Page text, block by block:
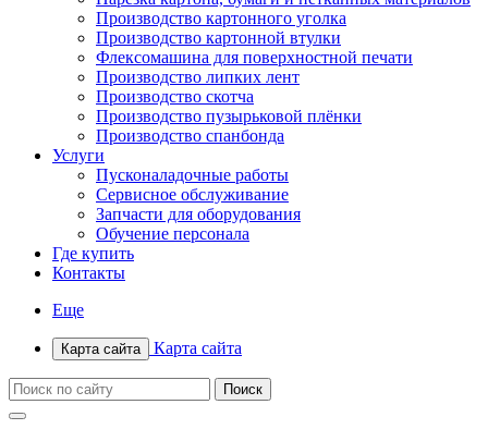
Производство картонного уголка
Производство картонной втулки
Флексомашина для поверхностной печати
Производство липких лент
Производство скотча
Производство пузырьковой плёнки
Производство спанбонда
Услуги
Пусконаладочные работы
Сервисное обслуживание
Запчасти для оборудования
Обучение персонала
Где купить
Контакты
Еще
Карта сайта Карта сайта